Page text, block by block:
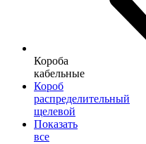
Короба
кабельные
Короб
распределительный
щелевой
Показать
все